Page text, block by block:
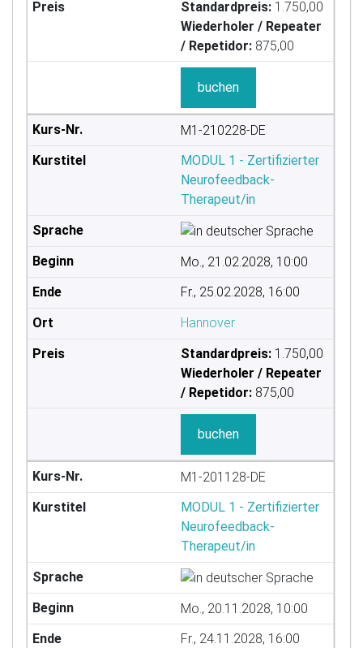
Standardpreis: 1.750,00
Wiederholer / Repeater
/ Repetidor: 875,00
buchen
M1-210228-DE
MODUL 1 - Zertifizierter
Neurofeedback-
Therapeut/in
Mo., 21.02.2028, 10:00
Fr., 25.02.2028, 16:00
Hannover
Standardpreis: 1.750,00
Wiederholer / Repeater
/ Repetidor: 875,00
buchen
M1-201128-DE
MODUL 1 - Zertifizierter
Neurofeedback-
Therapeut/in
Mo., 20.11.2028, 10:00
Fr., 24.11.2028, 16:00